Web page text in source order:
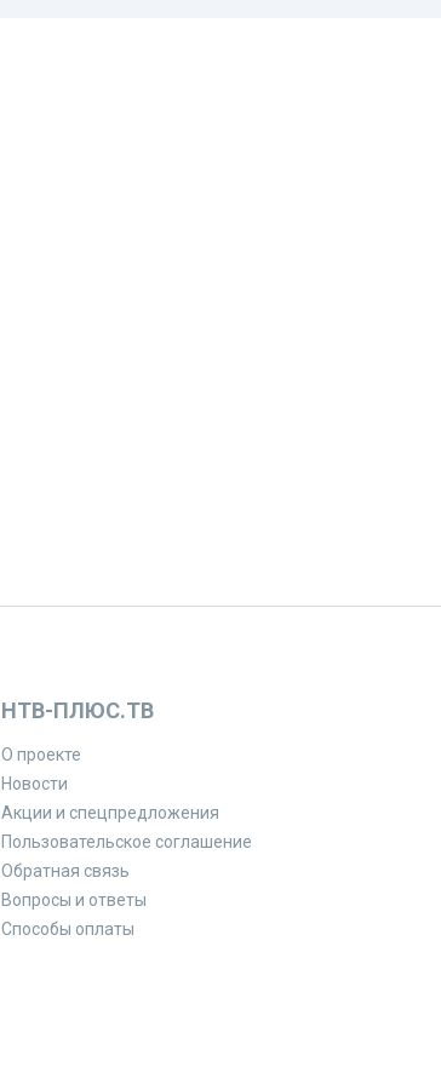
НТВ-ПЛЮС.ТВ
О проекте
Новости
Акции и спецпредложения
Пользовательское соглашение
Обратная связь
Вопросы и ответы
Способы оплаты